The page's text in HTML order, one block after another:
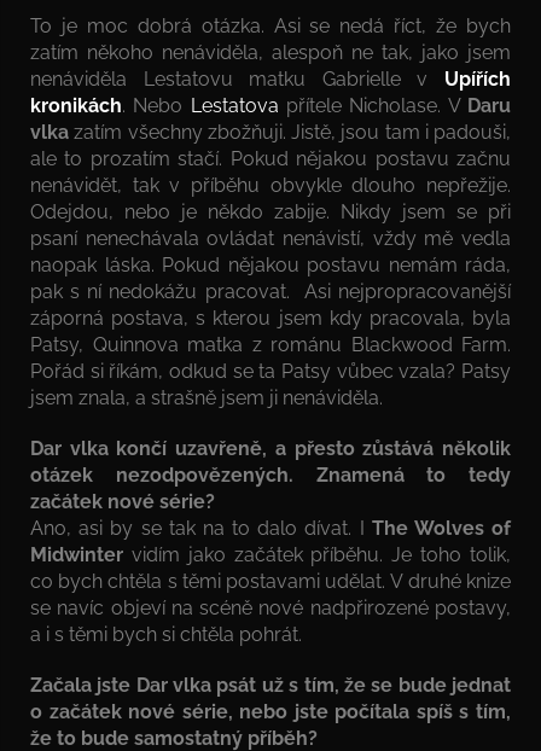
To je moc dobrá otázka. Asi se nedá říct, že bych
zatím někoho nenáviděla, alespoň ne tak, jako jsem
nenáviděla Lestatovu matku Gabrielle v Upířích
kronikách. Nebo Lestatova přítele Nicholase. V Daru
vlka zatím všechny zbožňuji. Jistě, jsou tam i padouši,
ale to prozatím stačí. Pokud nějakou postavu začnu
nenávidět, tak v příběhu obvykle dlouho nepřežije.
Odejdou, nebo je někdo zabije. Nikdy jsem se při
psaní nenechávala ovládat nenávistí, vždy mě vedla
naopak láska. Pokud nějakou postavu nemám ráda,
pak s ní nedokážu pracovat. Asi nejpropracovanější
záporná postava, s kterou jsem kdy pracovala, byla
Patsy, Quinnova matka z románu Blackwood Farm.
Pořád si říkám, odkud se ta Patsy vůbec vzala? Patsy
jsem znala, a strašně jsem ji nenáviděla.
Dar vlka končí uzavřeně, a přesto zůstává několik
otázek nezodpovězených. Znamená to tedy
začátek nové série?
Ano, asi by se tak na to dalo dívat. I The Wolves of
Midwinter vidím jako začátek příběhu. Je toho tolik,
co bych chtěla s těmi postavami udělat. V druhé knize
se navíc objeví na scéně nové nadpřirozené postavy,
a i s těmi bych si chtěla pohrát.
Začala jste Dar vlka psát už s tím, že se bude jednat
o začátek nové série, nebo jste počítala spíš s tím,
že to bude samostatný příběh?